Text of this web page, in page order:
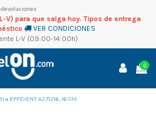
V) para que salga hoy. Tipos de entrega
VER CONDICIONES
L-V (09:00-14:00h)
0
EFFICIENT A271216, 16 CM.